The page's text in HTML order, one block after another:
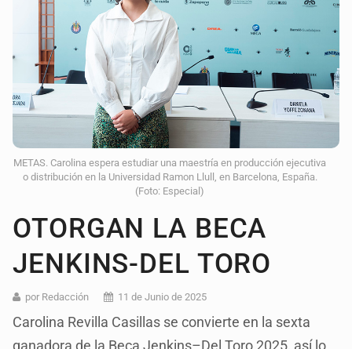
METAS. Carolina espera estudiar una maestría en producción ejecutiva
o distribución en la Universidad Ramon Llull, en Barcelona, España.
(Foto: Especial)
OTORGAN LA BECA
JENKINS-DEL TORO
por Redacción 11 de Junio de 2025
Carolina Revilla Casillas se convierte en la sexta